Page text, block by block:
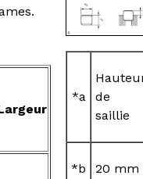
*a
de
saillie
*b 20 mm